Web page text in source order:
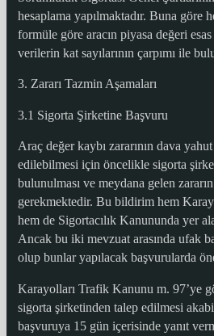
hesaplama yapılmaktadır. Buna göre
formüle göre aracın piyasa değeri
verilerin kat sayılarının çarpımı ile
3. Zararı Tazmin Aşamaları
3.1 Sigorta Şirketine Başvuru
Araç değer kaybı zararının dava
edilebilmesi için öncelikle sigorta
bulunulması ve meydana gelen
gerekmektedir. Bu bildirim hem
hem de Sigortacılık Kanununda yer
Ancak bu iki mevzuat arasında ufak
olup bunlar yapılacak başvurularda
Karayolları Trafik Kanunu m. 97’ye
sigorta şirketinden talep edilmesi
başvuruya 15 gün içerisinde yanıt